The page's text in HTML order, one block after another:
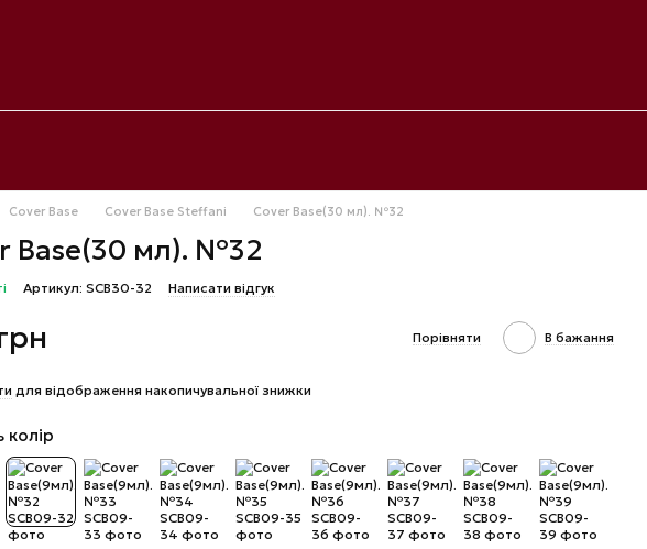
Cover Base Cover Base Steffani Cover Base(30 мл). №32
Base(30 мл). №32
Артикул: SCB30-32 Написати відгук
Порівняти В бажання
для відображення накопичувальної знижки
колір